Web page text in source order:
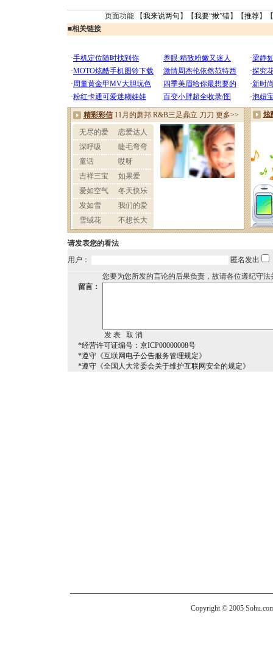
页面功能 【我来说两句 】【我要“揪”错】【推荐】
■相关链接
请发表您的看法
用户：
匿名发出
您要为您所发的言论的后果负责，故请各位遵纪守
留言：
*经营许可证编号：京ICP00000008号
*遵守《互联网电子公告服务管理规定》
*遵守《全国人大常委会关于维护互联网安全的规定》
Copyright © 2005